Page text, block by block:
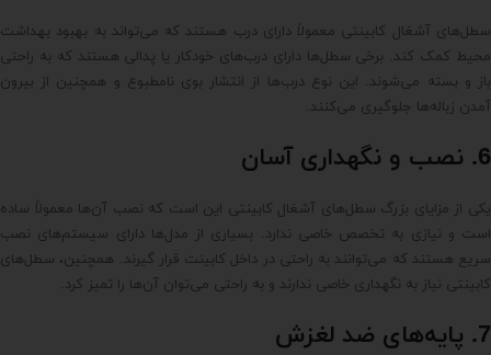
سطل‌های آشغال کابینتی معمولاً دارای درب هستند که می‌تواند به بهبود بهداشت
محیط کمک کند. برخی سطل‌ها دارای درب‌های خودکار یا پدالی هستند که به راحتی
باز و بسته می‌شوند. این نوع درب‌ها از انتشار بوی نامطبوع و همچنین از بیرون
آمدن زباله‌ها جلوگیری می‌کنند.
6. نصب و نگهداری آسان
یکی از مزایای بزرگ سطل‌های آشغال کابینتی این است که نصب آن‌ها معمولاً ساده
است و نیازی به تخصص خاصی ندارد. بسیاری از مدل‌ها دارای سیستم‌های نصب
سریع هستند که می‌توانند به راحتی در داخل کابینت قرار گیرند. همچنین، سطل‌های
کابینتی نیاز به نگهداری خاصی ندارند و به راحتی می‌توان آن‌ها را تمیز کرد.
7. پایه‌های ضد لغزش